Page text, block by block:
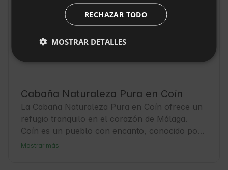
Cabaña Naturaleza Pura en Coín
La Cabaña Naturaleza Pura en Coín ofrece un
refugio tranquilo en el corazón de Málaga.
Coín es un pueblo con encanto, conocido por
su rica historia y su ambiente acogedor. Este
Mostrar más
RECHAZAR TODO
MOSTRAR DETALLES